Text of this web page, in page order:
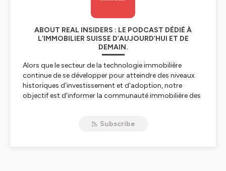
ABOUT REAL INSIDERS : LE PODCAST DÉDIÉ À
L’IMMOBILIER SUISSE D’AUJOURD’HUI ET DE
DEMAIN.
Alors que le secteur de la technologie immobilière
continue de se développer pour atteindre des niveaux
historiques d'investissement et d'adoption, notre
objectif est d'informer la communauté immobilière des
Subscribe